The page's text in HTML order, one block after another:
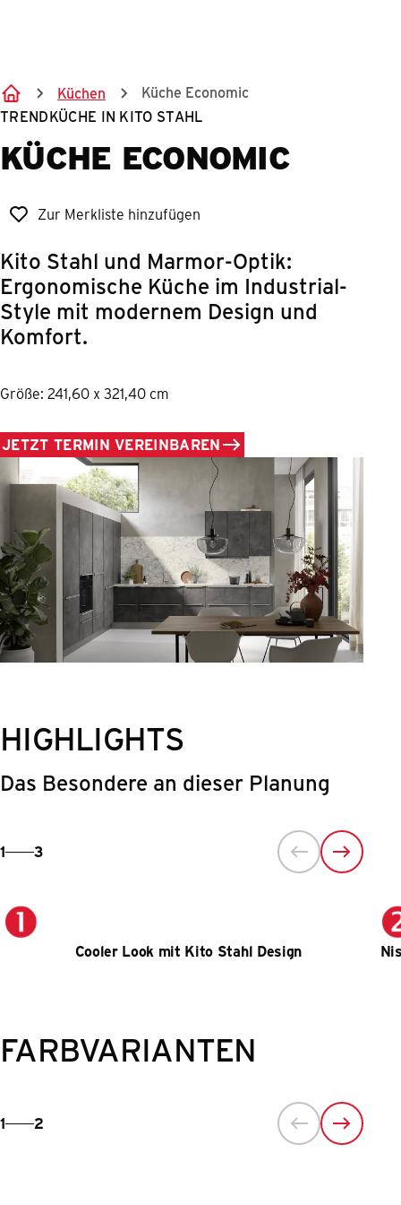
Küchen
Küche Economic
TRENDKÜCHE IN KITO STAHL
KÜCHE ECONOMIC
Zur Merkliste hinzufügen
Kito Stahl und Marmor-Optik:
Ergonomische Küche im Industrial-
Style mit modernem Design und
Komfort.
Größe: 241,60 x 321,40 cm
JETZT TERMIN VEREINBAREN
HIGHLIGHTS
Das Besondere an dieser Planung
1 3
Cooler Look mit Kito Stahl Design
FARBVARIANTEN
1 2